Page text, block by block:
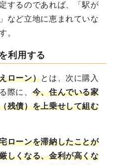
するのであれば、「駅が
など立地に恵まれていな
。
利用する
ローン）とは、次に購入
際に、 今、住んでいる家
残債）を上乗せして組む
ローンを滞納したことが
しくなる、金利が高くな